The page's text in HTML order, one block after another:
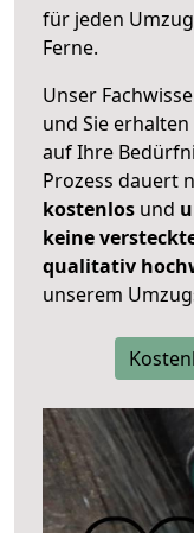
für jeden
Ferne.
Unser
und Sie
auf Ihre
Prozess dauert
kostenlos und
keine
qualitativ
unserem